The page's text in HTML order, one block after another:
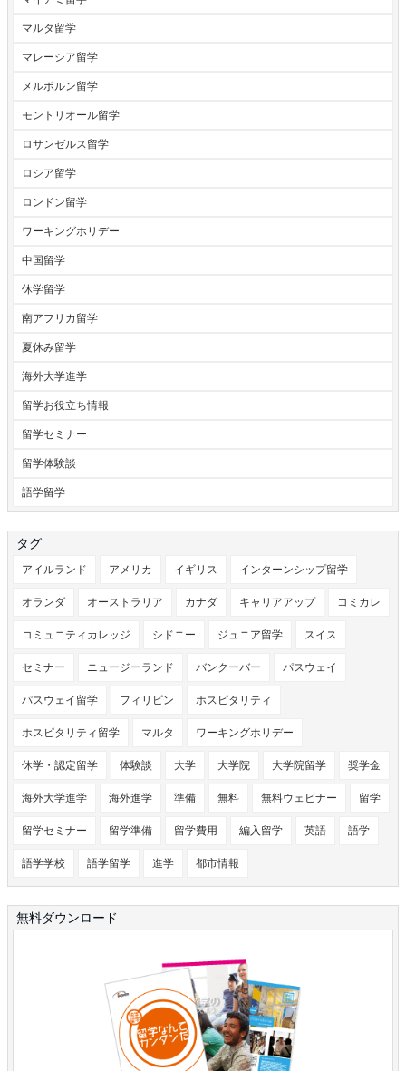
マルタ留学
マレーシア留学
メルボルン留学
モントリオール留学
ロサンゼルス留学
ロシア留学
ロンドン留学
ワーキングホリデー
中国留学
休学留学
南アフリカ留学
夏休み留学
海外大学進学
留学お役立ち情報
留学セミナー
留学体験談
語学留学
タグ
アイルランド アメリカ イギリス インターンシップ留学
オランダ オーストラリア カナダ キャリアアップ コミカレ
コミュニティカレッジ シドニー ジュニア留学 スイス
セミナー ニュージーランド バンクーバー パスウェイ
パスウェイ留学 フィリピン ホスピタリティ
ホスピタリティ留学 マルタ ワーキングホリデー
休学・認定留学 体験談 大学 大学院 大学院留学 奨学金
海外大学進学 海外進学 準備 無料 無料ウェビナー 留学
留学セミナー 留学準備 留学費用 編入留学 英語 語学
語学学校 語学留学 進学 都市情報
無料ダウンロード